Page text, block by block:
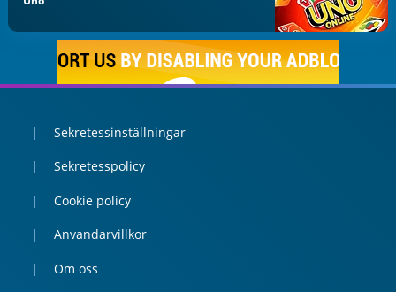
Sekretessinställningar
Sekretesspolicy
Cookie policy
Anvandarvillkor
Om oss